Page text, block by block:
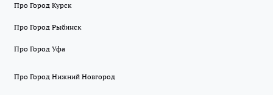
Про Город Курск
Про Город Рыбинск
Про Город Уфа
Про Город Нижний Новгород